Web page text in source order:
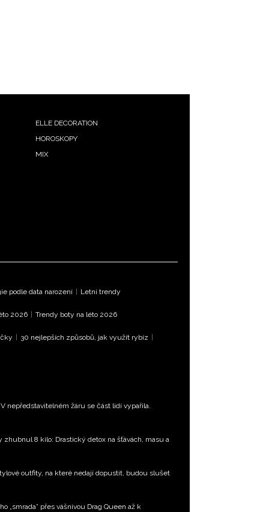
ELLE DECORATION
HOROSKOPY
MIX
podle data narození | Letní trendy
2026 | Trendy boty na léto 2026
| 30 nejlepších způsobů, jak využít rybíz |
nepředstavitelném žáru se část lidí vypařila.
zhubnul 8 kilo: Drastický detox na šťávách, masu a
outfity, na které nedají dopustit, budou slušet
„smrada” přes vášnivou Drag Queen až k